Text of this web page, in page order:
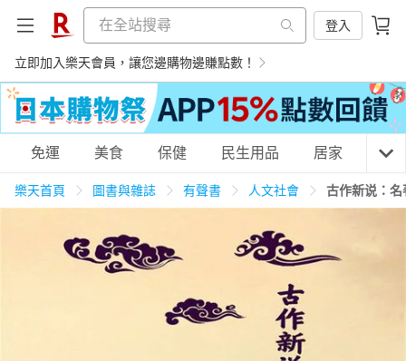
登入
立即加入樂天會員，讓您邊購物邊賺點數！
購物網分類
天天免運 美食蛋糕 養生保健
3C家電 運動休閒
免運 美食 保健 民生用品 居家 3C
樂天首頁 圖書與雜誌 有聲書 人文社會 古作新说：